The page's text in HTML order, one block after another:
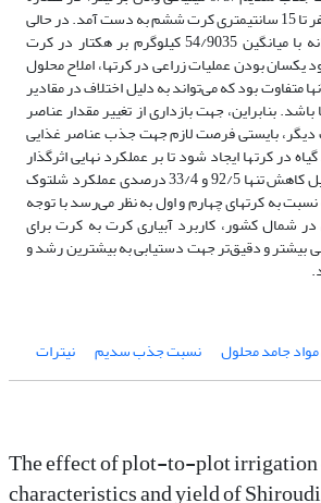
اشباع خاک برای عمق صفر تا 15 سانتی‎متری کرت ششم به دست آمد. در حالی
که بیشترین عملکرد دانه با میانگین 54/9035 کیلوگرم بر هکتار در کرت
چهارم حاصل شد. با وجود یکسان بودن عملیات زراعی در کرت‎ها، املاح محلول
متفاوت بود که می‌تواند به دلیل اختلاف در مقادیر
بنابراین، جهت بازداری از تغییر مقدار عناصر
دیگر، بایستی فرصت لازم جهت جذب عناصر غذایی
آب و محلول خاک توسط گیاه در کرت‎ها ایجاد شود تا بر عملکرد نهایی اثرگذار
باشد. در مجموع، به دلیل کاهش تنها 92/5 و 33/4 درصدی عملکرد شلتوک
به کرتهای چهارم و اول به نظر می‌رسد با توجه
شمال کشور، کاربرد آبیاری کرت به کرت برای
بیشتر و دقیق‌تر جهت دستیابی به بیشترین رشد و
جامد محلول نسبت جذب سدیم نیترات
The effect of plot-to-plot irrigation
characteristics and yield of